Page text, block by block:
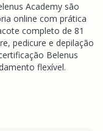
Academy são
online com prática
completo de 81
pedicure e depilação
Belenus
flexível.